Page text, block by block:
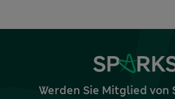
Werden Sie Mitglied von